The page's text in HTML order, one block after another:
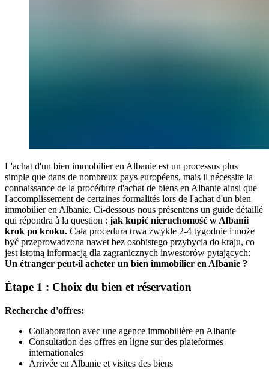
L'achat d'un bien immobilier en Albanie est un processus plus
simple que dans de nombreux pays européens, mais il nécessite la
connaissance de la procédure d'achat de biens en Albanie ainsi que
l'accomplissement de certaines formalités lors de l'achat d'un bien
immobilier en Albanie. Ci‑dessous nous présentons un guide détaillé
qui répondra à la question : jak kupić nieruchomość w Albanii
krok po kroku. Cała procedura trwa zwykle 2-4 tygodnie i może
być przeprowadzona nawet bez osobistego przybycia do kraju, co
jest istotną informacją dla zagranicznych inwestorów pytających:
Un étranger peut-il acheter un bien immobilier en Albanie ?
Étape 1 : Choix du bien et réservation
Recherche d'offres:
Collaboration avec une agence immobilière en Albanie
Consultation des offres en ligne sur des plateformes
internationales
Arrivée en Albanie et visites des biens